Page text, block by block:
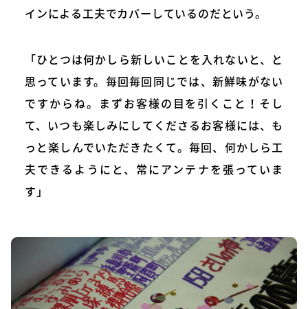
インによる工夫でカバーしているのだという。
「ひとつは何かしら新しいことを入れないと、と
思っています。毎回毎回同じでは、新鮮味がない
ですからね。まずお客様の目を引くこと！そし
て、いつも楽しみにしてくださるお客様には、も
っと楽しんでいただきたくて。毎回、何かしら工
夫できるようにと、常にアンテナを張っていま
す」